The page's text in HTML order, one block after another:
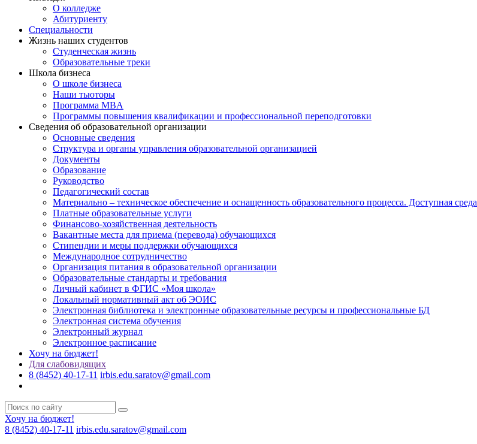
О колледже
Абитуриенту
Специальности
Жизнь наших студентов
Студенческая жизнь
Образовательные треки
Школа бизнеса
О школе бизнеса
Наши тьюторы
Программа MBA
Программы повышения квалификации и профессиональной переподготовки
Сведения об образовательной организации
Основные сведения
Структура и органы управления образовательной организацией
Документы
Образование
Руководство
Педагогический состав
Материально – техническое обеспечение и оснащенность образовательного процесса. Доступная среда
Платные образовательные услуги
Финансово-хозяйственная деятельность
Вакантные места для приема (перевода) обучающихся
Стипендии и меры поддержки обучающихся
Международное сотрудничество
Организация питания в образовательной организации
Образовательные стандарты и требования
Личный кабинет в ФГИС «Моя школа»
Локальный нормативный акт об ЭОИС
Электронная библиотека и электронные образовательные ресурсы и профессиональные БД
Электронная система обучения
Электронный журнал
Электронное расписание
Хочу на бюджет!
Для слабовидящих
8 (8452) 40-17-11 irbis.edu.saratov@gmail.com
Хочу на бюджет!
8 (8452) 40-17-11 irbis.edu.saratov@gmail.com